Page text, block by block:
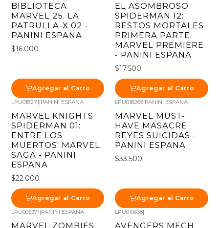
BIBLIOTECA
MARVEL 25. LA
PATRULLA-X 02 -
PANINI ESPANA
$16.000
Agregar al Carro
EL ASOMBROSO
SPIDERMAN 12:
RESTOS MORTALES
PRIMERA PARTE.
MARVEL PREMIERE
- PANINI ESPANA
$17.500
Agregar al Carro
LPU018271|PANINI ESPANA
MARVEL KNIGHTS
SPIDERMAN 01:
ENTRE LOS
MUERTOS. MARVEL
SAGA - PANINI
ESPANA
$22.000
Agregar al Carro
LPU018269|PANINI ESPANA
MARVEL MUST-
HAVE MASACRE:
REYES SUICIDAS -
PANINI ESPANA
$33.500
Agregar al Carro
LPU005371|PANINI ESPANA
MARVEL ZOMBIES
LPU010638|
AVENGERS MECH